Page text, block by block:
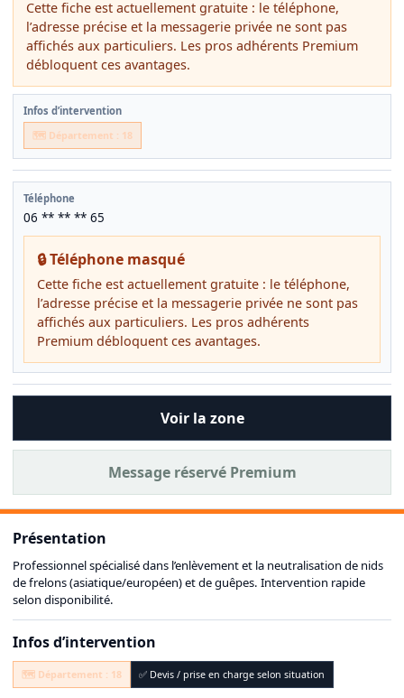
Présentation
Professionnel spécialisé dans l’enlèvement et la neutralisation de nids
de frelons (asiatique/européen) et de guêpes. Intervention rapide
selon disponibilité.
Infos d’intervention
🗺️ Département : 18 ✅ Devis / prise en charge selon situation
Cette fiche est actuellement gratuite : le téléphone,
l’adresse précise et la messagerie privée ne sont pas
affichés aux particuliers. Les pros adhérents Premium
débloquent ces avantages.
Infos d’intervention
🗺️ Département : 18
Téléphone
06 ** ** ** 65
🔒 Téléphone masqué
Cette fiche est actuellement gratuite : le téléphone,
l’adresse précise et la messagerie privée ne sont pas
affichés aux particuliers. Les pros adhérents
Premium débloquent ces avantages.
Voir la zone
Message réservé Premium